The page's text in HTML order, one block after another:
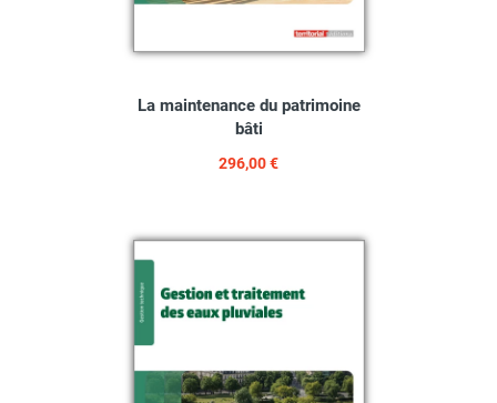
La maintenance du patrimoine
bâti
296,00 €